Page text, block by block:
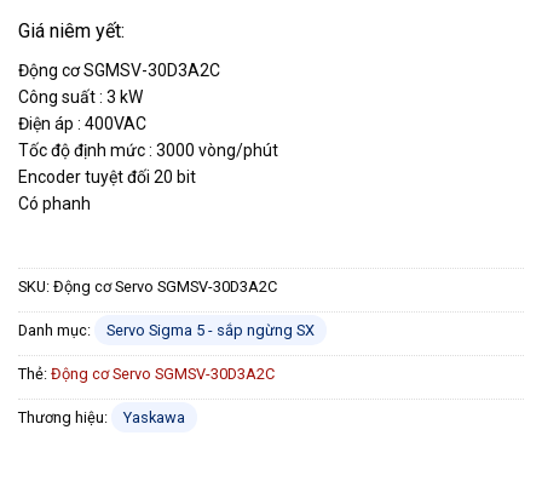
Động cơ SGMSV-30D3A2C
Công suất : 3 kW
Điện áp : 400VAC
Tốc độ định mức : 3000 vòng/phút
Encoder tuyệt đối 20 bit
Có phanh
SKU: Động cơ Servo SGMSV-30D3A2C
Danh mục: Servo Sigma 5 - sắp ngừng SX
Thẻ: Động cơ Servo SGMSV-30D3A2C
Thương hiệu: Yaskawa